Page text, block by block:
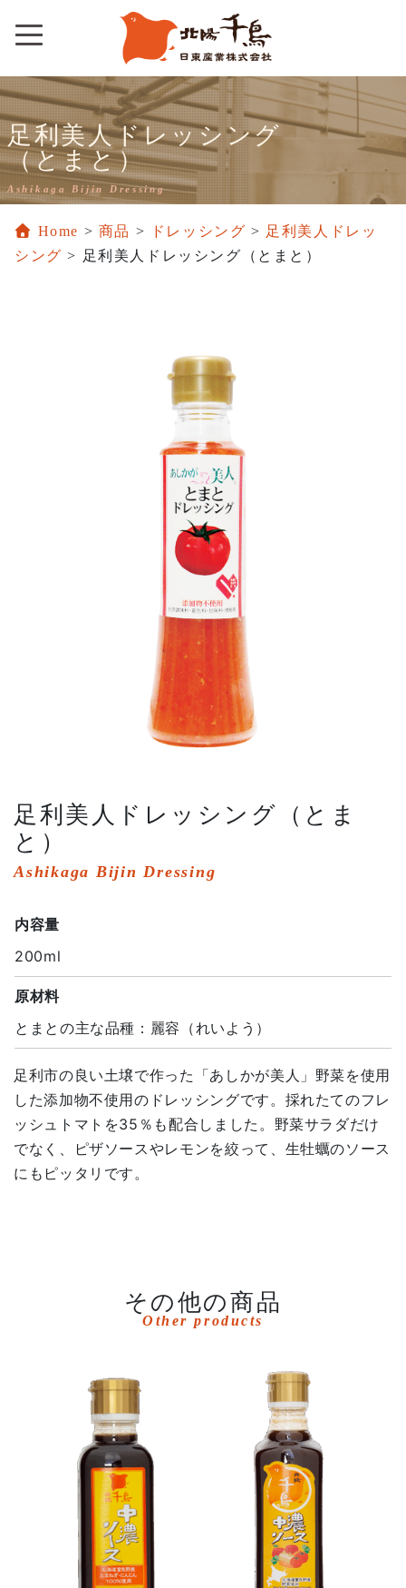
足利美人ドレッシング
（とまと）
Ashikaga Bijin Dressing
Home > 商品 > ドレッシング > 足利美人ドレッ
シング > 足利美人ドレッシング（とまと）
足利美人ドレッシング（とま
と）
Ashikaga Bijin Dressing
内容量
200ml
原材料
とまとの主な品種：麗容（れいよう）
足利市の良い土壌で作った「あしかが美人」野菜を使用
した添加物不使用のドレッシングです。採れたてのフレ
ッシュトマトを35％も配合しました。野菜サラダだけ
でなく、ピザソースやレモンを絞って、生牡蠣のソース
にもピッタリです。
その他の商品
Other products